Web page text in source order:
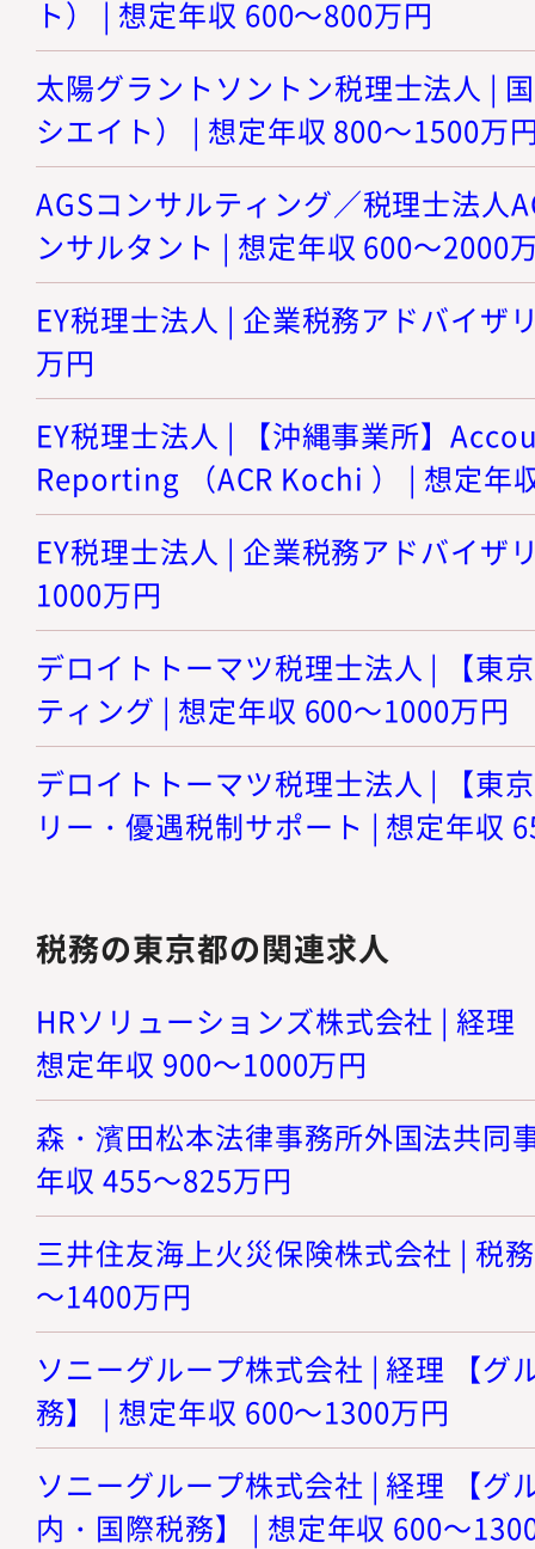
ト） | 想定年収 600～800万円
太陽グラントソントン税理士法人 |
シエイト） | 想定年収 800～1500万
AGSコンサルティング／税理士法人
ンサルタント | 想定年収 600～2000
EY税理士法人 | 企業税務アドバイザ
万円
EY税理士法人 | 【沖縄事業所】
Reporting （ACR Kochi ） | 想定年
EY税理士法人 | 企業税務アドバイザ
1000万円
デロイトトーマツ税理士法人 | 【東
ティング | 想定年収 600～1000万円
デロイトトーマツ税理士法人 | 【東
リー・優遇税制サポート | 想定年収
税務の東京都の関連求人
HRソリューションズ株式会社 | 経理
想定年収 900～1000万円
森・濱田松本法律事務所外国法共同
年収 455～825万円
三井住友海上火災保険株式会社 | 税
～1400万円
ソニーグループ株式会社 | 経理 【グ
務】 | 想定年収 600～1300万円
ソニーグループ株式会社 | 経理 【グ
内・国際税務】 | 想定年収 600～